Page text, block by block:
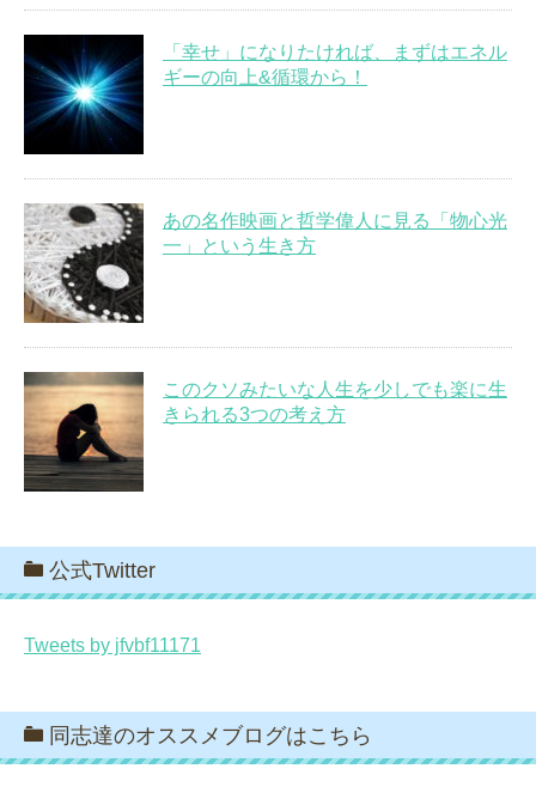
「幸せ」になりたければ、まずはエネル
ギーの向上&循環から！
あの名作映画と哲学偉人に見る「物心光
一」という生き方
このクソみたいな人生を少しでも楽に生
きられる3つの考え方
公式Twitter
Tweets by jfvbf11171
同志達のオススメブログはこちら